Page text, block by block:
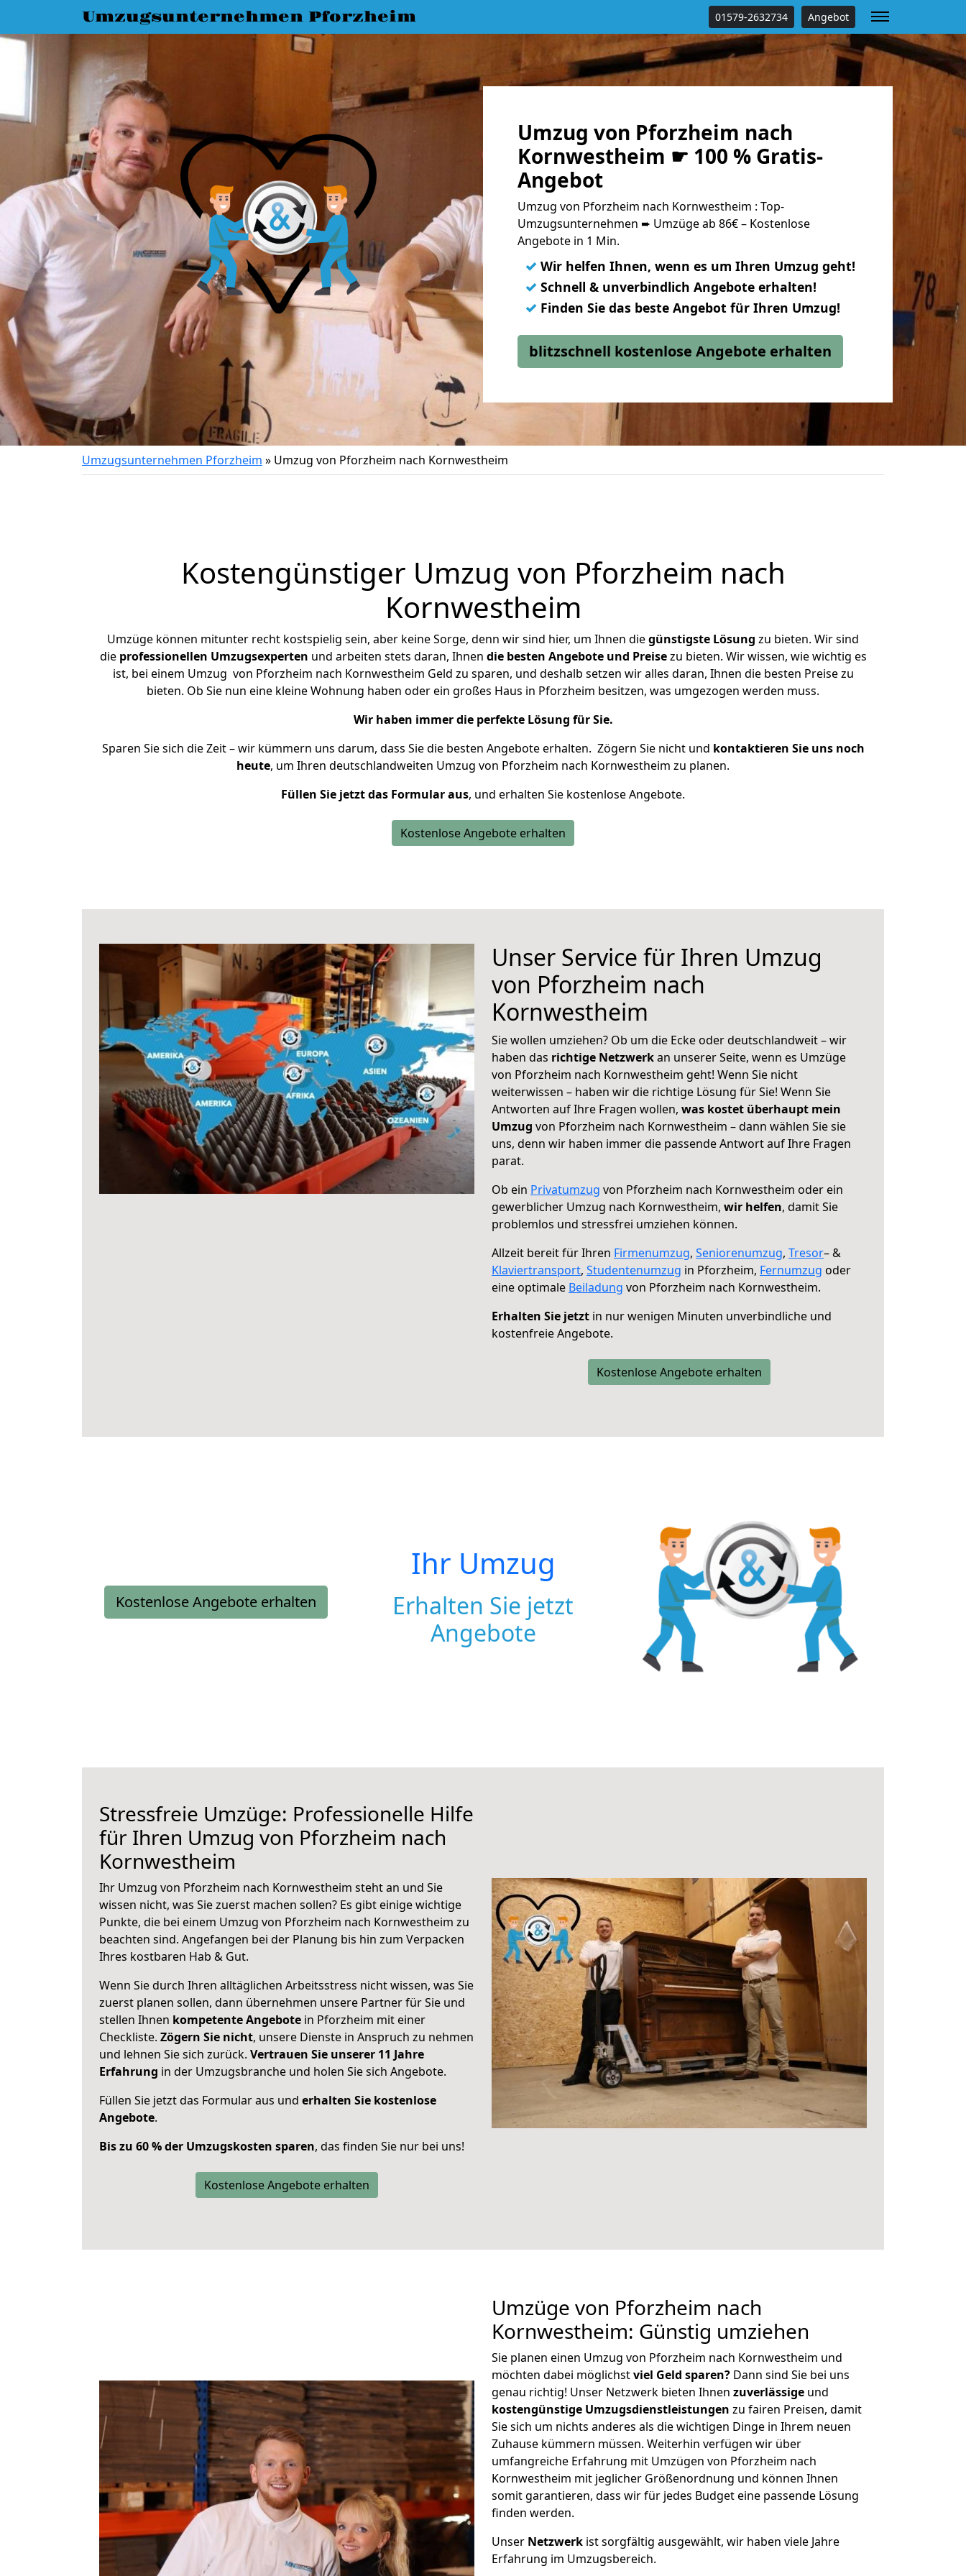
Umzugsunternehmen Pforzheim 01579-2632734 Angebot
Umzug von Pforzheim nach
Kornwestheim ☛ 100 % Gratis-
Angebot
Umzug von Pforzheim nach Kornwestheim : Top-
Umzugsunternehmen ➨ Umzüge ab 86€ – Kostenlose
Angebote in 1 Min.
✓ Wir helfen Ihnen, wenn es um Ihren Umzug geht!
✓ Schnell & unverbindlich Angebote erhalten!
✓ Finden Sie das beste Angebot für Ihren Umzug!
blitzschnell kostenlose Angebote erhalten
Umzugsunternehmen Pforzheim » Umzug von Pforzheim nach Kornwestheim
Kostengünstiger Umzug von Pforzheim nach
Kornwestheim
Umzüge können mitunter recht kostspielig sein, aber keine Sorge, denn wir sind hier, um Ihnen diegünstigste Lösung zu bieten. Wir sind
die professionellen Umzugsexperten und arbeiten stets daran, Ihnen die besten Angebote und Preisezu bieten. Wir wissen, wie wichtig es
ist, bei einem Umzug von Pforzheim nach Kornwestheim Geld zu sparen, und deshalb setzen wir alles daran, Ihnen die besten Preise zu
bieten. Ob Sie nun eine kleine Wohnung haben oder ein großes Haus in Pforzheim besitzen, was umgezogen werden muss.
Wir haben immer die perfekte Lösung für Sie.
Sparen Sie sich die Zeit – wir kümmern uns darum, dass Sie die besten Angebote erhalten. Zögern Sie nicht und kontaktieren Sie uns noch
heute, um Ihren deutschlandweiten Umzug von Pforzheim nach Kornwestheim zu planen.
Füllen Sie jetzt das Formular aus, und erhalten Sie kostenlose Angebote.
Kostenlose Angebote erhalten
Unser Service für Ihren Umzug
von Pforzheim nach
Kornwestheim
Sie wollen umziehen? Ob um die Ecke oder deutschlandweit – wir
haben das richtige Netzwerkan unserer Seite, wenn es Umzüge
von Pforzheim nach Kornwestheim geht! Wenn Sie nicht
weiterwissen – haben wir die richtige Lösung für Sie! Wenn Sie
Antworten auf Ihre Fragen wollen, was kostet überhaupt mein
Umzug von Pforzheim nach Kornwestheim – dann wählen Sie sie
uns, denn wir haben immer die passende Antwort auf Ihre Fragen
parat.
Ob ein Privatumzug von Pforzheim nach Kornwestheim oder ein
gewerblicher Umzug nach Kornwestheim, wir helfen, damit Sie
problemlos und stressfrei umziehen können.
Allzeit bereit für Ihren Firmenumzug, Seniorenumzug, Tresor– &
Klaviertransport, Studentenumzug in Pforzheim, Fernumzug oder
eine optimale Beiladung von Pforzheim nach Kornwestheim.
Erhalten Sie jetzt in nur wenigen Minuten unverbindliche und
kostenfreie Angebote.
Kostenlose Angebote erhalten
Kostenlose Angebote erhalten
Ihr Umzug
Erhalten Sie jetzt
Angebote
Stressfreie Umzüge: Professionelle Hilfe
für Ihren Umzug von Pforzheim nach
Kornwestheim
Ihr Umzug von Pforzheim nach Kornwestheim steht an und Sie
wissen nicht, was Sie zuerst machen sollen? Es gibt einige wichtige
Punkte, die bei einem Umzug von Pforzheim nach Kornwestheim zu
beachten sind. Angefangen bei der Planung bis hin zum Verpacken
Ihres kostbaren Hab & Gut.
Wenn Sie durch Ihren alltäglichen Arbeitsstress nicht wissen, was Sie
zuerst planen sollen, dann übernehmen unsere Partner für Sie und
stellen Ihnen kompetente Angebote in Pforzheim mit einer
Checkliste. Zögern Sie nicht, unsere Dienste in Anspruch zu nehmen
und lehnen Sie sich zurück. Vertrauen Sie unserer 11 Jahre
Erfahrung in der Umzugsbranche und holen Sie sich Angebote.
Füllen Sie jetzt das Formular aus und erhalten Sie kostenlose
Angebote.
Bis zu 60 % der Umzugskosten sparen, das finden Sie nur bei uns!
Kostenlose Angebote erhalten
Umzüge von Pforzheim nach
Kornwestheim: Günstig umziehen
Sie planen einen Umzug von Pforzheim nach Kornwestheim und
möchten dabei möglichstviel Geld sparen? Dann sind Sie bei uns
genau richtig! Unser Netzwerk bieten Ihnen zuverlässige und
kostengünstige Umzugsdienstleistungen zu fairen Preisen, damit
Sie sich um nichts anderes als die wichtigen Dinge in Ihrem neuen
Zuhause kümmern müssen. Weiterhin verfügen wir über
umfangreiche Erfahrung mit Umzügen von Pforzheim nach
Kornwestheim mit jeglicher Größenordnung und können Ihnen
somit garantieren, dass wir für jedes Budget eine passende Lösung
finden werden.
Unser Netzwerk ist sorgfältig ausgewählt, wir haben viele Jahre
Erfahrung im Umzugsbereich.